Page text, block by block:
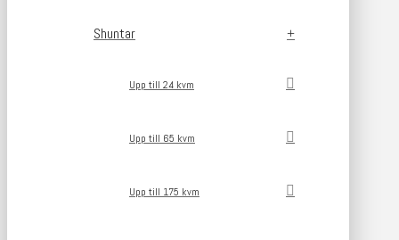
Shuntar
Upp till 24 kvm
Upp till 65 kvm
Upp till 175 kvm